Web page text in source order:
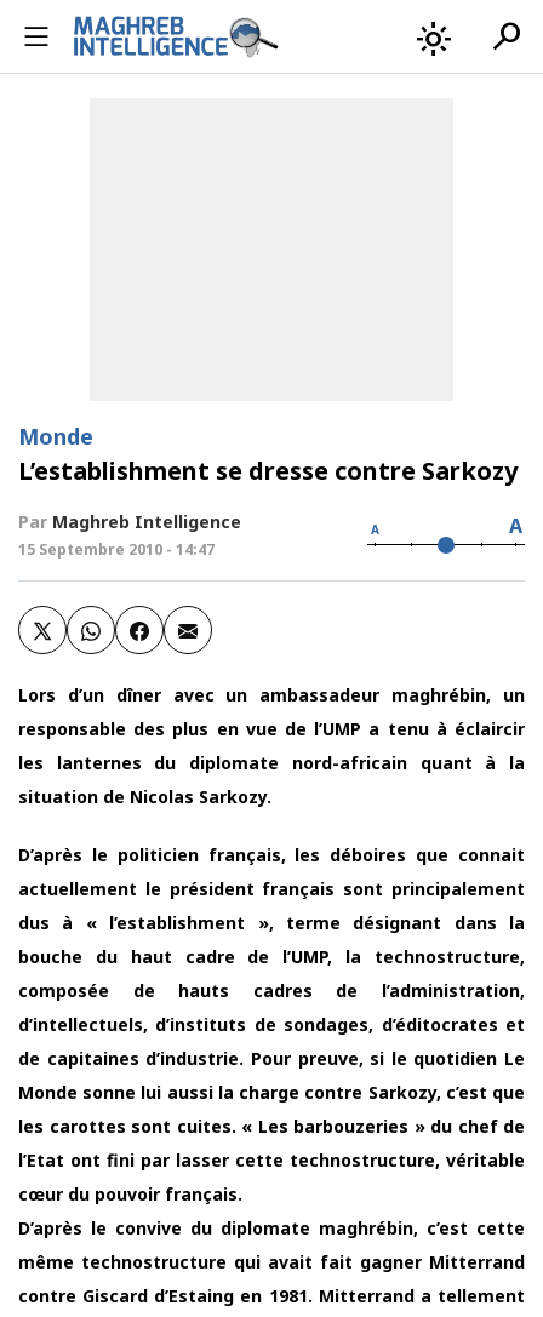
light_mode search
Monde
L’establishment se dresse contre Sarkozy
Par Maghreb Intelligence
15 Septembre 2010 - 14:47
A A
Lors d’un dîner avec un ambassadeur maghrébin, un
responsable des plus en vue de l’UMP a tenu à éclaircir
les lanternes du diplomate nord-africain quant à la
situation de Nicolas Sarkozy.
D’après le politicien français, les déboires que connait
actuellement le président français sont principalement
dus à « l’establishment », terme désignant dans la
bouche du haut cadre de l’UMP, la technostructure,
composée de hauts cadres de l’administration,
d’intellectuels, d’instituts de sondages, d’éditocrates et
de capitaines d’industrie. Pour preuve, si le quotidien Le
Monde sonne lui aussi la charge contre Sarkozy, c’est que
les carottes sont cuites. « Les barbouzeries » du chef de
l’Etat ont fini par lasser cette technostructure, véritable
cœur du pouvoir français.
D’après le convive du diplomate maghrébin, c’est cette
même technostructure qui avait fait gagner Mitterrand
contre Giscard d’Estaing en 1981. Mitterrand a tellement